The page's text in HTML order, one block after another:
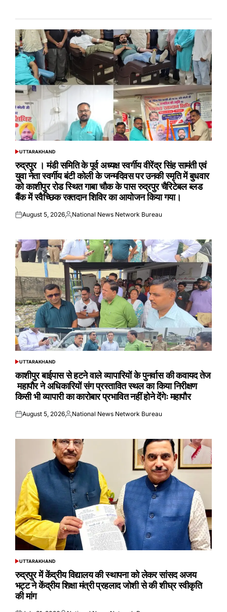
POSTED
UTTARAKHAND
रुद्रपुर । मंडी समिति के पूर्व अध्यक्ष स्वर्गीय वीरेंद्र सिंह सामंती एवं
युवा नेता स्वर्गीय बंटी कोली के जन्मदिवस पर उनकी स्मृति में बुधवार
को काशीपुर रोड स्थित गाबा चौक के पास रुद्रपुर चैरिटेबल ब्लड
बैंक में स्वैच्छिक रक्तदान शिविर का आयोजन किया गया।
Posted
August 5, 2026Posted
National News Network Bureau
POSTED
UTTARAKHAND
काशीपुर बाईपास से हटने वाले व्यापारियों के पुनर्वास की कवायद तेज
महापौर ने अधिकारियों संग प्रस्तावित स्थल का किया निरीक्षण
किसी भी व्यापारी का कारोबार प्रभावित नहीं होने देंगेः महापौर
Posted
August 5, 2026Posted
National News Network Bureau
POSTED
UTTARAKHAND
रुद्रपुर में केंद्रीय विद्यालय की स्थापना को लेकर सांसद अजय
भट्ट ने केंद्रीय शिक्षा मंत्री प्रहलाद जोशी से की शीघ्र स्वीकृति
की मांग